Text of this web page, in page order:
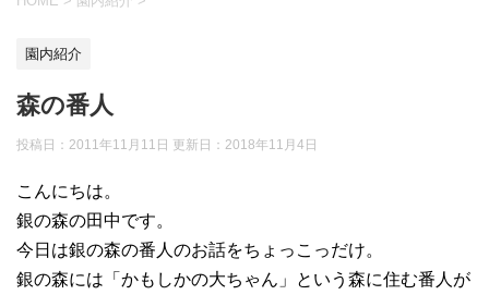
園内紹介
森の番人
投稿日：2011年11月11日 更新日： 2018年11月4日
こんにちは。
銀の森の田中です。
今日は銀の森の番人のお話をちょっこっだけ。
銀の森には「かもしかの大ちゃん」という森に住む番人が